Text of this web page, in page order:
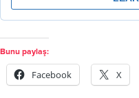
Bunu paylaş:
Facebook X